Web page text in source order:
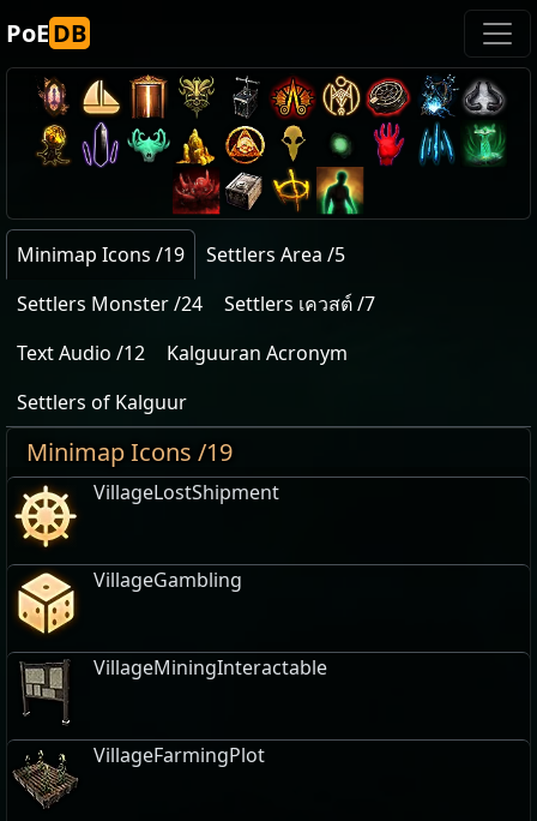
PoEDB
Minimap Icons /19
Settlers Area /5
Settlers Monster /24
Settlers เควสต์ /7
Text Audio /12
Kalguuran Acronym
Settlers of Kalguur
Minimap Icons /19
VillageLostShipment
VillageGambling
VillageMiningInteractable
VillageFarmingPlot